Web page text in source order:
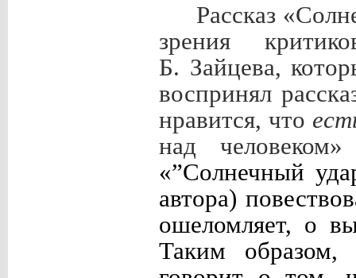
Рассказ
зрения
Б. Зайцева,
воспринял
нравится, что
над
«”Солнечный
автора)
ошеломляет, о
Таким